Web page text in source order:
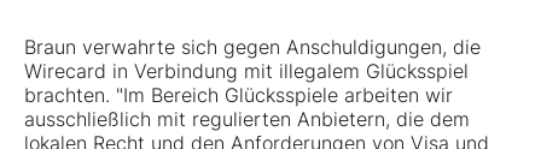
Braun verwahrte sich gegen Anschuldigungen, die
Wirecard in Verbindung mit illegalem Glücksspiel
brachten. "Im Bereich Glücksspiele arbeiten wir
ausschließlich mit regulierten Anbietern, die dem
lokalen Recht und den Anforderungen von Visa und